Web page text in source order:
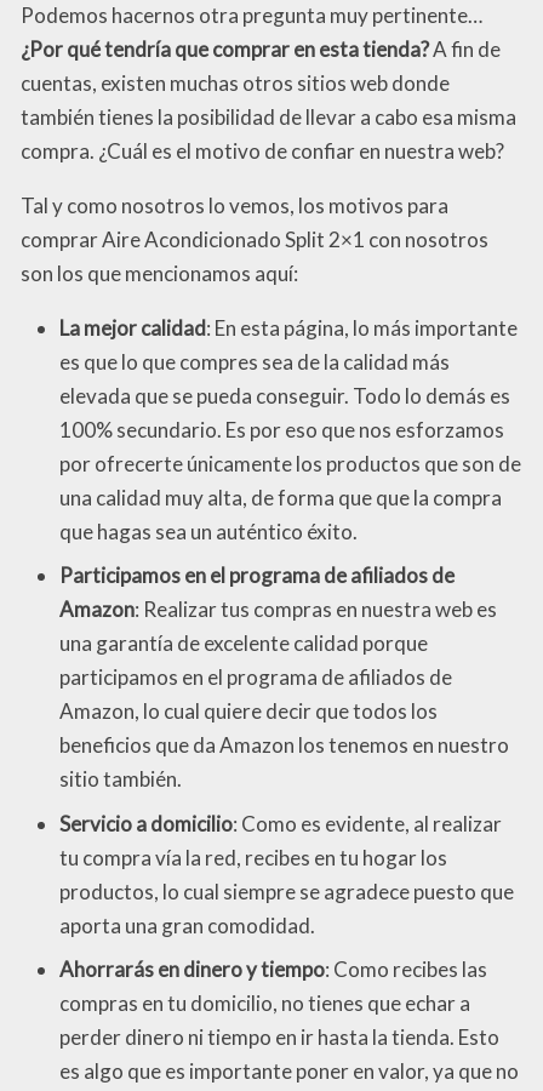
Podemos hacernos otra pregunta muy pertinente…
¿Por qué tendría que comprar en esta tienda?A fin de
cuentas, existen muchas otros sitios web donde
también tienes la posibilidad de llevar a cabo esa misma
compra. ¿Cuál es el motivo de confiar en nuestra web?
Tal y como nosotros lo vemos, los motivos para
comprar Aire Acondicionado Split 2×1 con nosotros
son los que mencionamos aquí:
La mejor calidad: En esta página, lo más importante
es que lo que compres sea de la calidad más
elevada que se pueda conseguir. Todo lo demás es
100% secundario. Es por eso que nos esforzamos
por ofrecerte únicamente los productos que son de
una calidad muy alta, de forma que que la compra
que hagas sea un auténtico éxito.
Participamos en el programa de afiliados de
Amazon: Realizar tus compras en nuestra web es
una garantía de excelente calidad porque
participamos en el programa de afiliados de
Amazon, lo cual quiere decir que todos los
beneficios que da Amazon los tenemos en nuestro
sitio también.
Servicio a domicilio: Como es evidente, al realizar
tu compra vía la red, recibes en tu hogar los
productos, lo cual siempre se agradece puesto que
aporta una gran comodidad.
Ahorrarás en dinero y tiempo: Como recibes las
compras en tu domicilio, no tienes que echar a
perder dinero ni tiempo en ir hasta la tienda. Esto
es algo que es importante poner en valor, ya que no